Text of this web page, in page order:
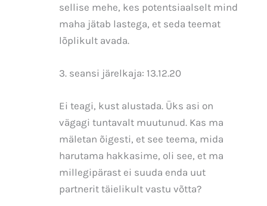
sellise mehe, kes potentsiaalselt mind
maha jätab lastega, et seda teemat
lõplikult avada.
3. seansi järelkaja: 13.12.20
Ei teagi, kust alustada. Üks asi on
vägagi tuntavalt muutunud. Kas ma
mäletan õigesti, et see teema, mida
harutama hakkasime, oli see, et ma
millegipärast ei suuda enda uut
partnerit täielikult vastu võtta?